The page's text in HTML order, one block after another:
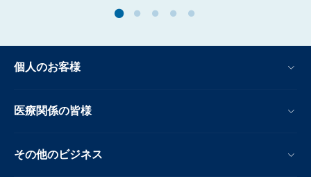
個人のお客様
医療関係の皆様
その他のビジネス